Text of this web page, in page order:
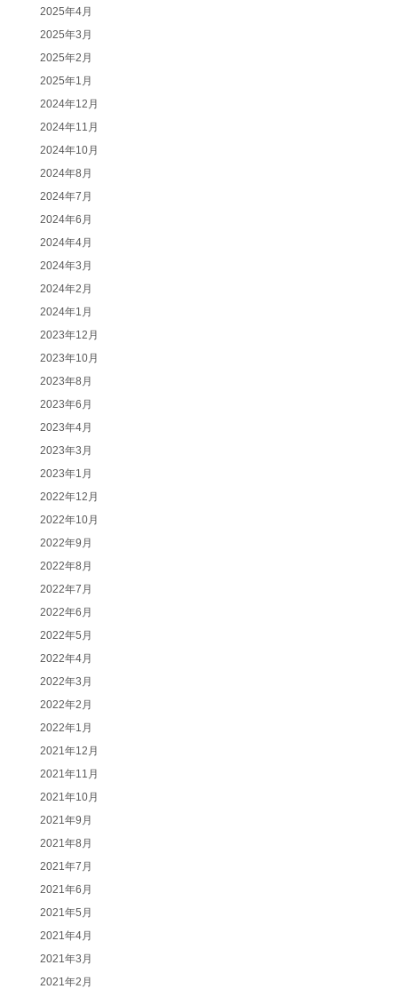
2025年4月
2025年3月
2025年2月
2025年1月
2024年12月
2024年11月
2024年10月
2024年8月
2024年7月
2024年6月
2024年4月
2024年3月
2024年2月
2024年1月
2023年12月
2023年10月
2023年8月
2023年6月
2023年4月
2023年3月
2023年1月
2022年12月
2022年10月
2022年9月
2022年8月
2022年7月
2022年6月
2022年5月
2022年4月
2022年3月
2022年2月
2022年1月
2021年12月
2021年11月
2021年10月
2021年9月
2021年8月
2021年7月
2021年6月
2021年5月
2021年4月
2021年3月
2021年2月